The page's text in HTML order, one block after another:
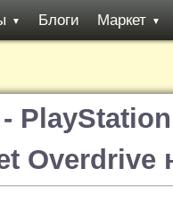
▼ Блоги Маркет ▼
Overdrive